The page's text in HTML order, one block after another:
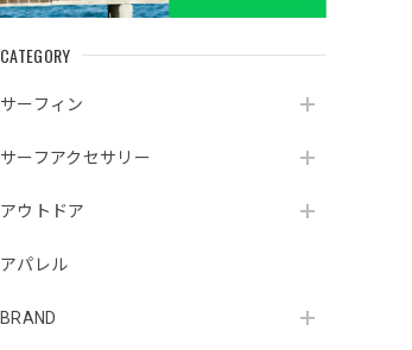
CATEGORY
サーフィン
サーフアクセサリー
アウトドア
アパレル
BRAND